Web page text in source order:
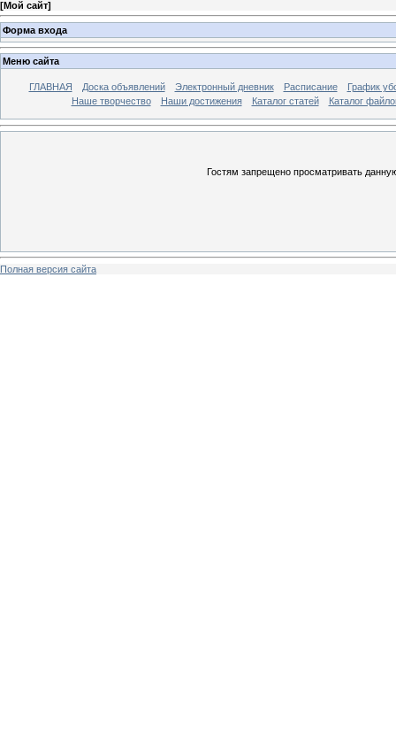
[Мой сайт]
Форма входа
Меню сайта
ГЛАВНАЯ Доска объявлений Электронный дневник Расписание
График
Наше творчество
Наши достижения Каталог статей Каталог
Гостям запрещено просматривать
Полная версия сайта